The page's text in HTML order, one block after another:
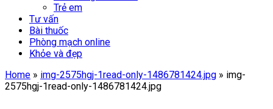
Trẻ em
Tư vấn
Bài thuốc
Phòng mạch online
Khỏe và đẹp
Home » img-2575hgj-1read-only-1486781424.jpg » img-
2575hgj-1read-only-1486781424.jpg